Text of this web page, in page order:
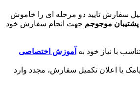
سفارش تایید دو مرحله ای را خاموش
پشتیبان موجوجم جهت انجام سفارش خود
با نیاز خود به آموزش اختصاصی
یا اعلان تکمیل سفارش، مجدد وارد